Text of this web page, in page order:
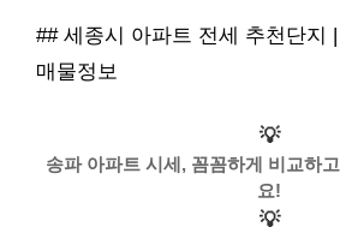
## 세종시 아파트 전세 추천단지
매물정보
💡
송파 아파트 시세, 꼼꼼하게 비교하
요!
💡